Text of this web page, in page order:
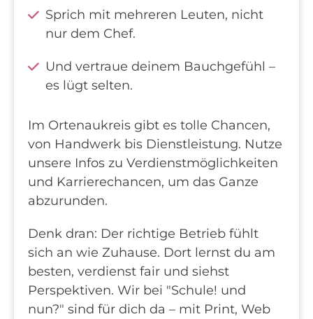
Sprich mit mehreren Leuten, nicht
nur dem Chef.
Und vertraue deinem Bauchgefühl –
es lügt selten.
Im Ortenaukreis gibt es tolle Chancen,
von Handwerk bis Dienstleistung. Nutze
unsere Infos zu Verdienstmöglichkeiten
und Karrierechancen, um das Ganze
abzurunden.
Denk dran: Der richtige Betrieb fühlt
sich an wie Zuhause. Dort lernst du am
besten, verdienst fair und siehst
Perspektiven. Wir bei "Schule! und
nun?" sind für dich da – mit Print, Web